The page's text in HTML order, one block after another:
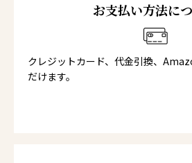
お支払い方法に
クレジットカード、代金引換、
だけます。